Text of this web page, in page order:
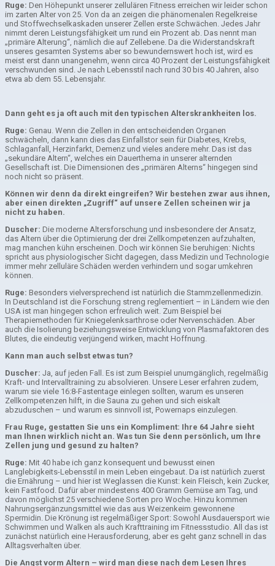
Ruge: Den Höhepunkt unserer zellulären Fitness erreichen wir leider schon
im zarten Alter von 25. Von da an zeigen die phänomenalen Regelkreise
und Stoffwechselkaskaden unserer Zellen erste Schwächen. Jedes Jahr
nimmt deren Leistungsfähigkeit um rund ein Prozent ab. Das nennt man
„primäre Alterung“, nämlich die auf Zellebene. Da die Widerstandskraft
unseres gesamten Systems aber so bewundernswert hoch ist, wird es
meist erst dann unangenehm, wenn circa 40 Prozent der Leistungsfähigkeit
verschwunden sind. Je nach Lebensstil nach rund 30 bis 40 Jahren, also
etwa ab dem 55. Lebensjahr.
Dann geht es ja oft auch mit den typischen Alterskrankheiten los.
Ruge: Genau. Wenn die Zellen in den entscheidenden Organen
schwächeln, dann kann dies das Einfallstor sein für Diabetes, Krebs,
Schlaganfall, Herzinfarkt, Demenz und vieles andere mehr. Das ist das
„sekundäre Altern“, welches ein Dauerthema in unserer alternden
Gesellschaft ist. Die Dimensionen des „primären Alterns“ hingegen sind
noch nicht so präsent.
Können wir denn da direkt eingreifen? Wir bestehen zwar aus ihnen,
aber einen direkten „Zugriff“ auf unsere Zellen scheinen wir ja
nicht zu haben.
Duscher: Die moderne Altersforschung und insbesondere der Ansatz,
das Altern über die Optimierung der drei Zellkompetenzen aufzuhalten,
mag manchen kühn erscheinen. Doch wir können Sie beruhigen: Nichts
spricht aus physiologischer Sicht dagegen, dass Medizin und Technologie
immer mehr zelluläre Schäden werden verhindern und sogar umkehren
können.
Ruge: Besonders vielversprechend ist natürlich die Stammzellenmedizin.
In Deutschland ist die Forschung streng reglementiert – in Ländern wie den
USA ist man hingegen schon erfreulich weit. Zum Beispiel bei
Therapiemethoden für Kniegelenksarthrose oder Nervenschäden. Aber
auch die Isolierung beziehungsweise Entwicklung von Plasmafaktoren des
Blutes, die eindeutig verjüngend wirken, macht Hoffnung.
Kann man auch selbst etwas tun?
Duscher: Ja, auf jeden Fall. Es ist zum Beispiel unumgänglich, regelmäßig
Kraft- und Intervalltraining zu absolvieren. Unsere Leser erfahren zudem,
warum sie viele 16:8-Fastentage einlegen sollten, warum es unseren
Zellkompetenzen hilft, in die Sauna zu gehen und sich eiskalt
abzuduschen – und warum es sinnvoll ist, Powernaps einzulegen.
Frau Ruge, gestatten Sie uns ein Kompliment: Ihre 64 Jahre sieht
man Ihnen wirklich nicht an. Was tun Sie denn persönlich, um Ihre
Zellen jung und gesund zu halten?
Ruge: Mit 40 habe ich ganz konsequent und bewusst einen
Langlebigkeits-Lebensstil in mein Leben eingebaut. Da ist natürlich zuerst
die Ernährung – und hier ist Weglassen die Kunst: kein Fleisch, kein Zucker,
kein Fastfood. Dafür aber mindestens 400 Gramm Gemüse am Tag, und
davon möglichst 25 verschiedene Sorten pro Woche. Hinzu kommen
Nahrungsergänzungsmittel wie das aus Weizenkeim gewonnene
Spermidin. Die Krönung ist regelmäßiger Sport: Sowohl Ausdauersport wie
Schwimmen und Walken als auch Krafttraining im Fitnessstudio. All das ist
zunächst natürlich eine Herausforderung, aber es geht ganz schnell in das
Alltagsverhalten über.
Die Angst vorm Altern – wird man diese nach dem Lesen Ihres